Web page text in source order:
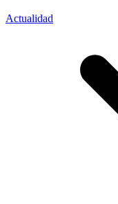
Actualidad